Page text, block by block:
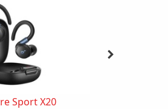
Sport X20